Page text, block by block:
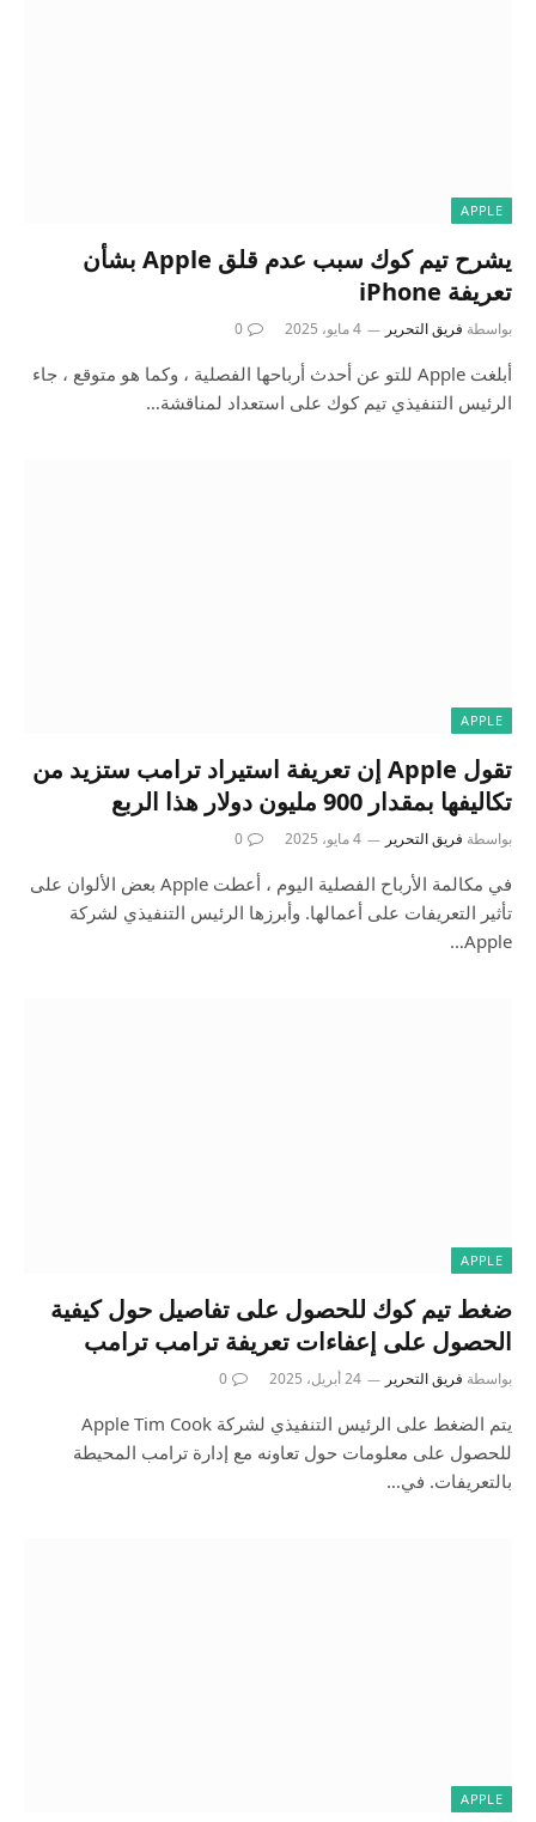
APPLE
يشرح تيم كوك سبب عدم قلق Apple بشأن
تعريفة iPhone
بواسطة فريق التحرير 4 مايو، 2025 0
أبلغت Apple للتو عن أحدث أرباحها الفصلية ، وكما هو متوقع ، جاء
الرئيس التنفيذي تيم كوك على استعداد لمناقشة…
APPLE
تقول Apple إن تعريفة استيراد ترامب ستزيد من
تكاليفها بمقدار 900 مليون دولار هذا الربع
بواسطة فريق التحرير 4 مايو، 2025 0
في مكالمة الأرباح الفصلية اليوم ، أعطت Apple بعض الألوان على
تأثير التعريفات على أعمالها. وأبرزها الرئيس التنفيذي لشركة
Apple…
APPLE
ضغط تيم كوك للحصول على تفاصيل حول كيفية
الحصول على إعفاءات تعريفة ترامب ترامب
بواسطة فريق التحرير 24 أبريل، 2025 0
يتم الضغط على الرئيس التنفيذي لشركة Apple Tim Cook
للحصول على معلومات حول تعاونه مع إدارة ترامب المحيطة
بالتعريفات. في…
APPLE